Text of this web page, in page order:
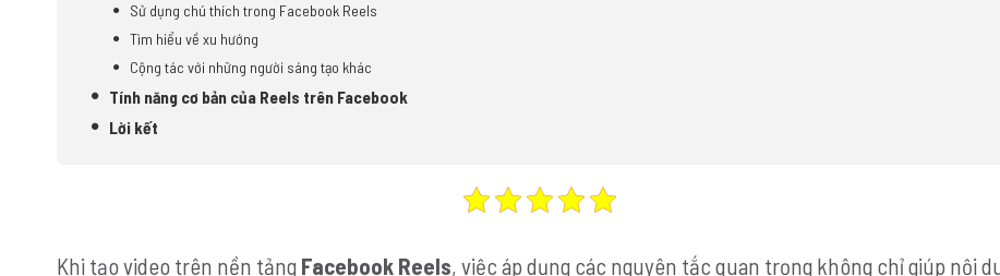
Sử dụng chú thích trong Facebook Reels
Tìm hiểu về xu hướng
Cộng tác với những người sáng tạo khác
Tính năng cơ bản của Reels trên Facebook
Lời kết
Khi tạo video trên nền tảng Facebook Reels, việc áp dụng các nguyên tắc quan trọng không chỉ giúp nội